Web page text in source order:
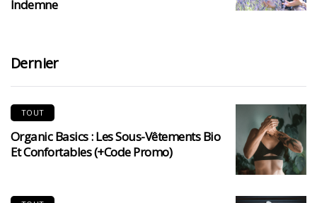
Indemne
Dernier
TOUT
Organic Basics : Les Sous-Vêtements Bio
Et Confortables (+code Promo)